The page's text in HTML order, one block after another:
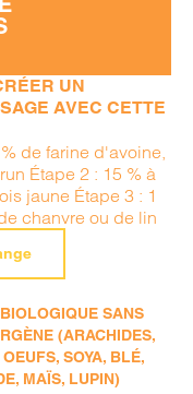
UN
AVEC CETTE
de farine d'avoine,
Étape 2 : 15 % à
jaune Étape 3 : 1
chanvre ou de lin
SANS
(ARACHIDES,
SOYA, BLÉ,
MAÏS, LUPIN)